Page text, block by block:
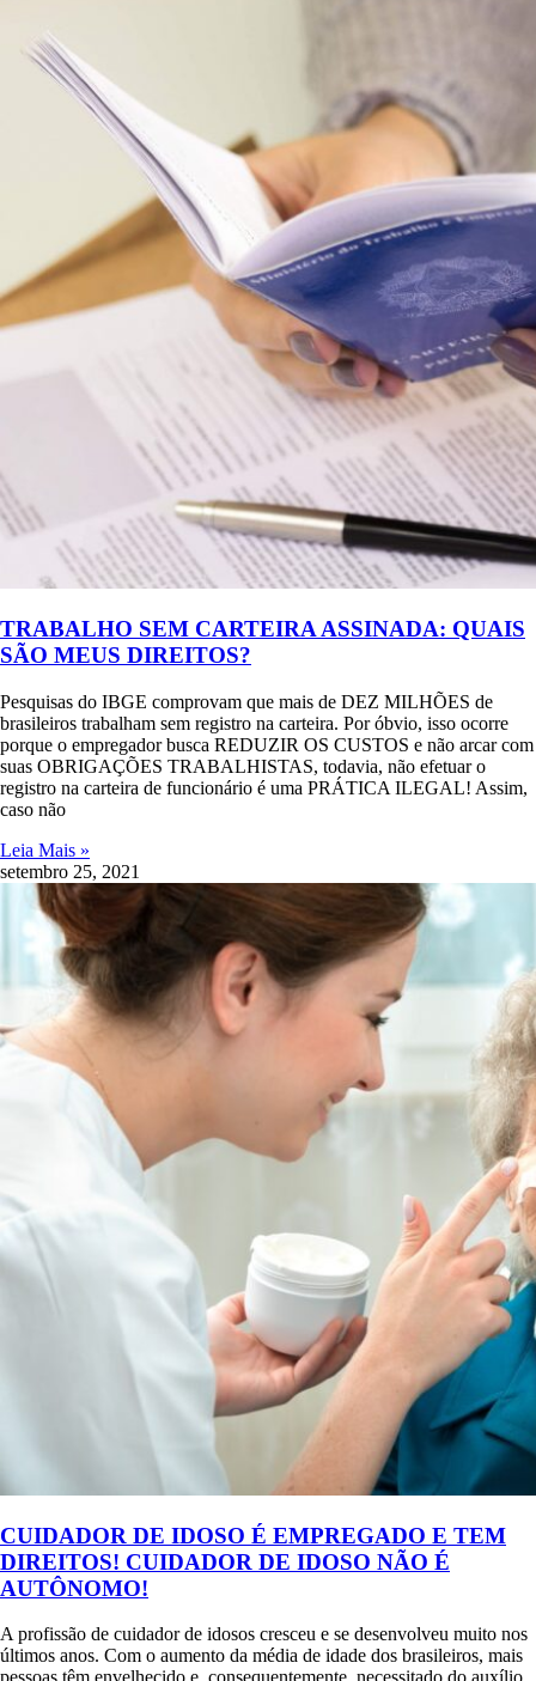
TRABALHO SEM CARTEIRA ASSINADA: QUAIS
SÃO MEUS DIREITOS?
Pesquisas do IBGE comprovam que mais de DEZ MILHÕES de
brasileiros trabalham sem registro na carteira. Por óbvio, isso ocorre
porque o empregador busca REDUZIR OS CUSTOS e não arcar com
suas OBRIGAÇÕES TRABALHISTAS, todavia, não efetuar o
registro na carteira de funcionário é uma PRÁTICA ILEGAL! Assim,
caso não
Leia Mais »
setembro 25, 2021
CUIDADOR DE IDOSO É EMPREGADO E TEM
DIREITOS! CUIDADOR DE IDOSO NÃO É
AUTÔNOMO!
A profissão de cuidador de idosos cresceu e se desenvolveu muito nos
últimos anos. Com o aumento da média de idade dos brasileiros, mais